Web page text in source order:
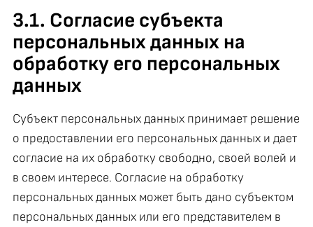
3.1. Согласие субъекта
персональных данных на
обработку его персональных
данных
Субъект персональных данных принимает решение
о предоставлении его персональных данных и дает
согласие на их обработку свободно, своей волей и
в своем интересе. Согласие на обработку
персональных данных может быть дано субъектом
персональных данных или его представителем в